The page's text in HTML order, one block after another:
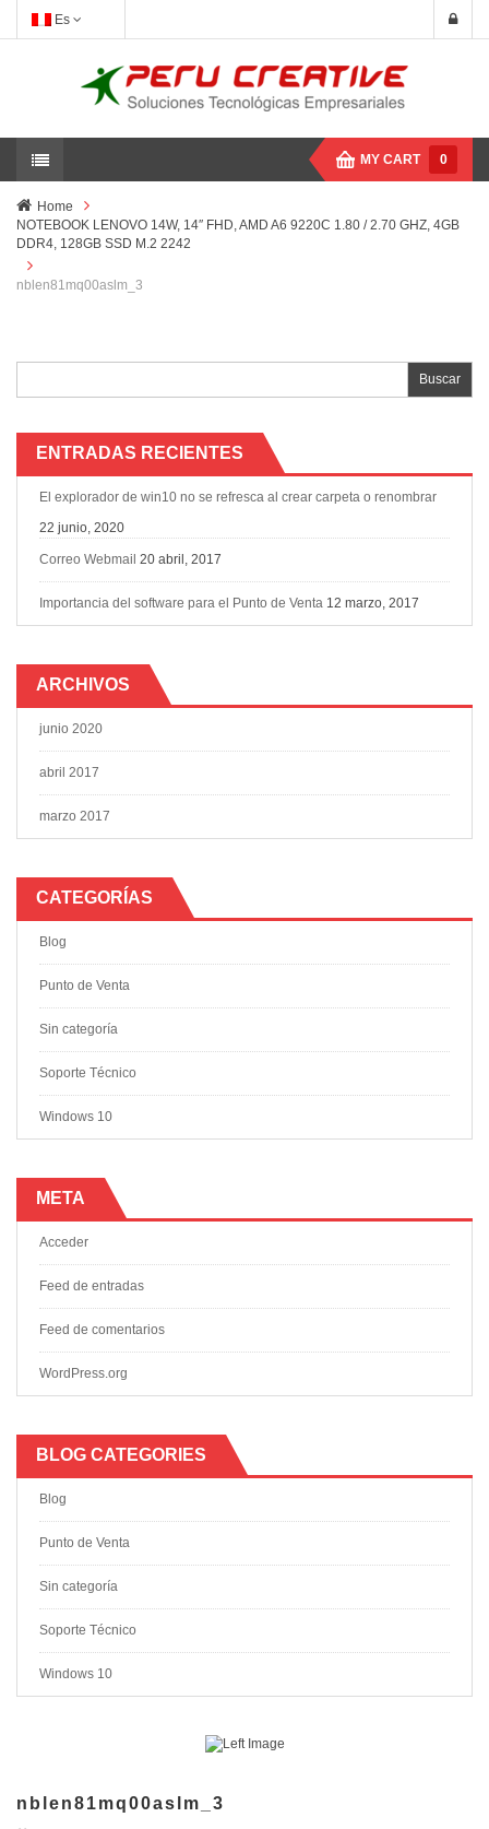
Es
MY CART 0
Home
NOTEBOOK LENOVO 14W, 14″ FHD, AMD A6 9220C 1.80 / 2.70 GHZ, 4GB
DDR4, 128GB SSD M.2 2242
nblen81mq00aslm_3
ENTRADAS RECIENTES
El explorador de win10 no se refresca al crear carpeta o renombrar
22 junio, 2020
Correo Webmail 20 abril, 2017
Importancia del software para el Punto de Venta 12 marzo, 2017
ARCHIVOS
junio 2020
abril 2017
marzo 2017
CATEGORÍAS
Blog
Punto de Venta
Sin categoría
Soporte Técnico
Windows 10
META
Acceder
Feed de entradas
Feed de comentarios
WordPress.org
BLOG CATEGORIES
Blog
Punto de Venta
Sin categoría
Soporte Técnico
Windows 10
nblen81mq00aslm_3